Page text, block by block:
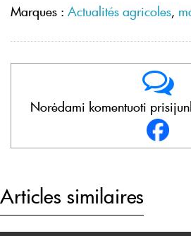
Marques : Actualités agricoles,
Norėdami komentuoti
Articles similaires